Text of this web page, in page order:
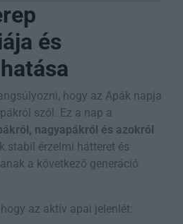
és
hogy az Apák napja
szól. Ez a nap a
nagyapákról és azokról
stabil érzelmi hátteret és
a következő generáció
az aktív apai jelenlét: